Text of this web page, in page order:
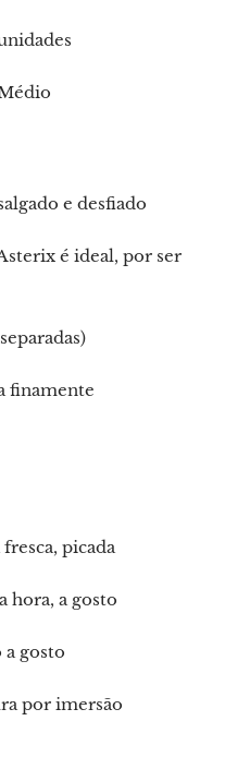
e desfiado
é ideal, por ser
finamente
fresca, picada
hora, a gosto
gosto
por imersão